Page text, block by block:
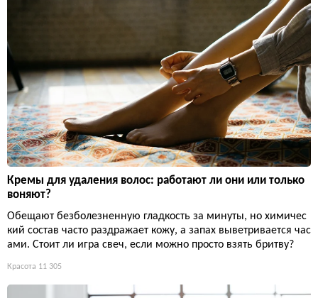
Кремы для удаления волос: работают ли они или только
воняют?
Обещают безболезненную гладкость за минуты, но химичес
кий состав часто раздражает кожу, а запах выветривается час
ами. Стоит ли игра свеч, если можно просто взять бритву?
Красота 11 305